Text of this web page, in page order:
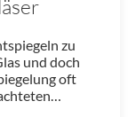
zu
und doch
oft